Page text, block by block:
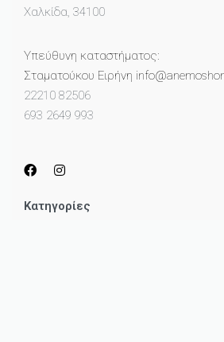
Χαλκίδα, 34100
Υπεύθυνη καταστήματος:
Σταματούκου Ειρήνη
22210 82506
693 2649 993
Κατηγορίες